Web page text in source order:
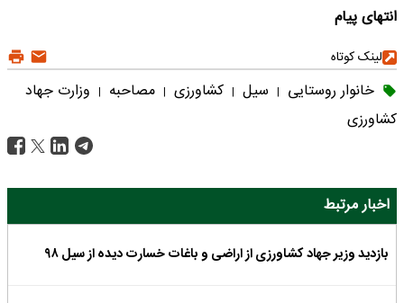
انتهای پیام
لینک کوتاه
خانوار روستایی | سیل | کشاورزی | مصاحبه | وزارت جهاد
کشاورزی
اخبار مرتبط
بازدید وزیر جهاد کشاورزی از اراضی و باغات خسارت دیده از سیل ۹۸